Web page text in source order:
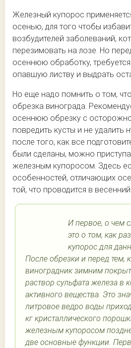
Железный купорос
осенью, для того чтобы
возбудителей заболеваний,
перезимовать на лозе. Но
осеннюю обработку,
опавшую листву и выдрать
Но еще надо помнить о том,
обрезка винограда.
осеннюю обрезку с
повредить кусты и не удалить
после того, как все
были сделаны, можно
железным купоросом. Здесь
особенностей, отличающих
той, что проводится в
И первое, о чем
это о том, как
купорос для
После обрезки и перед тем,
виноградник зимним
раствор сульфата железа в
активного вещества. Это
литровое ведро воды
кг кристаллического
железным купоросом
две основные функции.